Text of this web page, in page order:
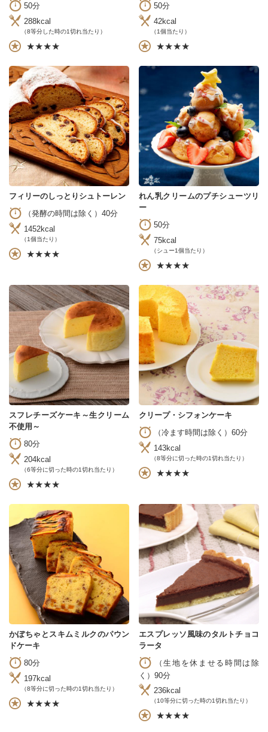
50分
288kcal
（8等分した時の1切れ当たり）
★★★★
50分
42kcal
（1個当たり）
★★★★
フィリーのしっとりシュトーレン
（発酵の時間は除く）40分
1452kcal
（1個当たり）
★★★★
れん乳クリームのプチシューツリ
ー
50分
75kcal
（シュー1個当たり）
★★★★
スフレチーズケーキ～生クリーム
不使用～
80分
204kcal
（6等分に切った時の1切れ当たり）
★★★★
クリープ・シフォンケーキ
（冷ます時間は除く）60分
143kcal
（8等分に切った時の1切れ当たり）
★★★★
かぼちゃとスキムミルクのパウン
ドケーキ
80分
197kcal
（8等分に切った時の1切れ当たり）
★★★★
エスプレッソ風味のタルトチョコ
ラータ
（生地を休ませる時間は除
く）90分
236kcal
（10等分に切った時の1切れ当たり）
★★★★